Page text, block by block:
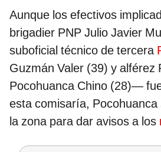
Aunque los efectivos
brigadier PNP Julio Javier
suboficial técnico de tercera
Guzmán Valer (39) y alférez
Pocohuanca Chino (28)—
esta comisaría,
la zona para dar avisos a los